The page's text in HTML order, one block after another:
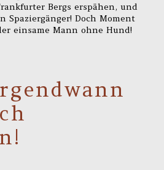
Bergs erspähen, und
Spaziergänger! Doch Moment
einsame Mann ohne Hund!